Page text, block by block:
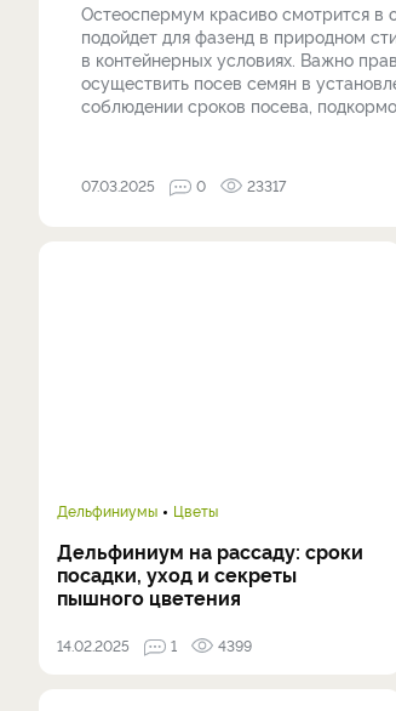
Остеоспермум красиво смотрится в
подойдет для фазенд в природном
в контейнерных условиях. Важно
осуществить посев семян в
соблюдении сроков посева,
07.03.2025 0 23317
Дельфиниумы Цветы
Дельфиниум на рассаду: сроки
посадки, уход и секреты
пышного цветения
14.02.2025 1 4399